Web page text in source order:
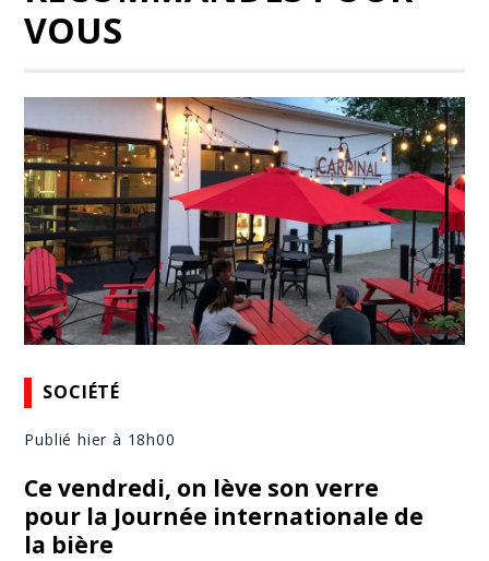
VOUS
SOCIÉTÉ
Publié hier à 18h00
Ce vendredi, on lève son verre
pour la Journée internationale de
la bière